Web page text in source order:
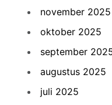
november 2025
oktober 2025
september
augustus 2025
juli 2025